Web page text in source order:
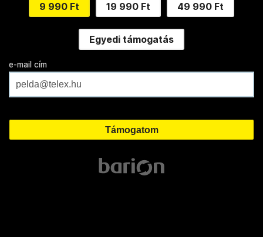
9 990 Ft 19 990 Ft 49 990 Ft
Egyedi támogatás
e-mail cím